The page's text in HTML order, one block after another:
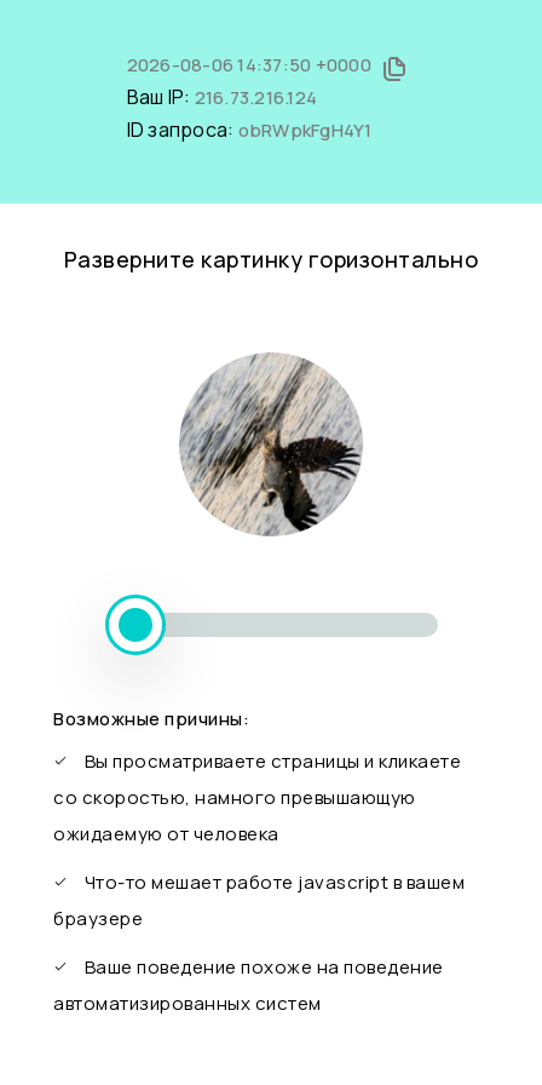
2026-08-06 14:37:50 +0000
Ваш IP: 216.73.216.124
ID запроса: obRWpkFgH4Y1
Разверните картинку горизонтально
Возможные причины:
Вы просматриваете страницы и кликаете
со скоростью, намного превышающую
ожидаемую от человека
Что-то мешает работе javascript в вашем
браузере
Ваше поведение похоже на поведение
автоматизированных систем